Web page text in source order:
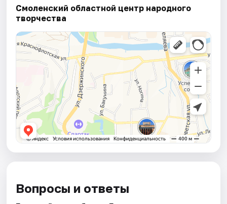
Смоленский областной центр народного
творчества
Вопросы и ответы